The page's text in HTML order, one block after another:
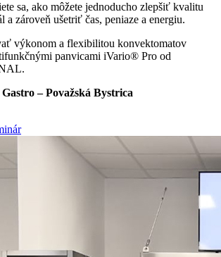
sa, ako môžete jednoducho zlepšiť kvalitu
a zároveň ušetriť čas, peniaze a energiu.
výkonom a flexibilitou konvektomatov
panvicami iVario® Pro od
– Považská Bystrica